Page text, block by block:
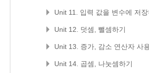
Unit 11. 입력 값을 변수에 저장
Unit 12. 덧셈, 뺄셈하기
Unit 13. 증가, 감소 연산자 사
Unit 14. 곱셈, 나눗셈하기